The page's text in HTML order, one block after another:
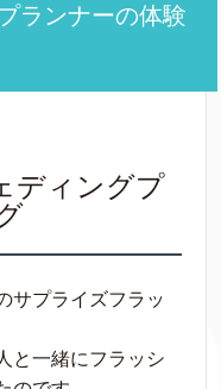
ランナーの体験
ディングプ
サプライズフラッ
と一緒にフラッシ